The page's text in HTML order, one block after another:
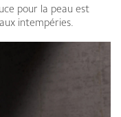
pour la peau est
intempéries.